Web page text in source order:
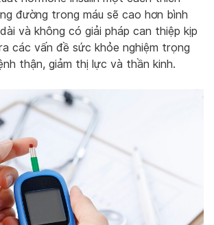
đường trong máu sẽ cao hơn bình
và không có giải pháp can thiệp kịp
các vấn đề sức khỏe nghiệm trọng
thận, giảm thị lực và thần kinh.